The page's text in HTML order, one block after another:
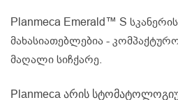
Planmeca Emerald™ S
მახასიათებლებია -
მაღალი სიჩქარე.
Planmeca არის